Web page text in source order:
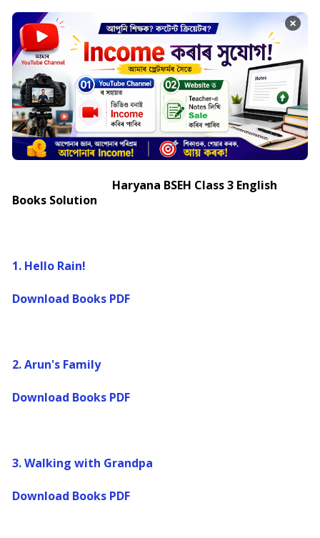
×
Haryana BSEH Class 3 English
Books Solution
1. Hello Rain!
Download Books PDF
2.Arun's Family
Download Books PDF
3.Walking with Grandpa
Download Books PDF